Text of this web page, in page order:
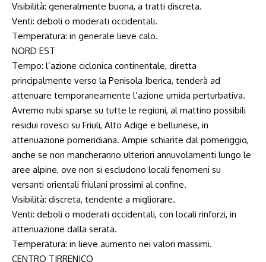
Visibilità: generalmente buona, a tratti discreta.
Venti: deboli o moderati occidentali.
Temperatura: in generale lieve calo.
NORD EST
Tempo: l’azione ciclonica continentale, diretta
principalmente verso la Penisola Iberica, tenderà ad
attenuare temporaneamente l’azione umida perturbativa.
Avremo nubi sparse su tutte le regioni, al mattino possibili
residui rovesci su Friuli, Alto Adige e bellunese, in
attenuazione pomeridiana. Ampie schiarite dal pomeriggio,
anche se non mancheranno ulteriori annuvolamenti lungo le
aree alpine, ove non si escludono locali fenomeni su
versanti orientali friulani prossimi al confine.
Visibilità: discreta, tendente a migliorare.
Venti: deboli o moderati occidentali, con locali rinforzi, in
attenuazione dalla serata.
Temperatura: in lieve aumento nei valori massimi.
CENTRO TIRRENICO